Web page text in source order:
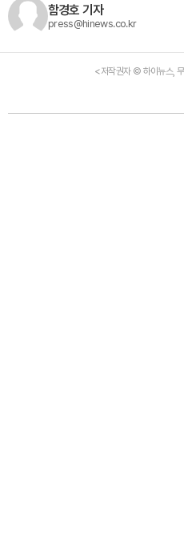
함경호 기자
press@hinews.co.kr
<저작권자 © 하이뉴스,